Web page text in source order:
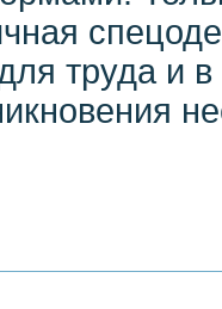
труда и в